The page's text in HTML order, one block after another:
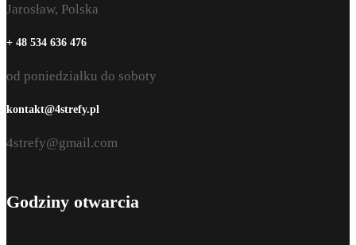
Jarosław, Polska
+ 48 534 636 476
od poniedziałku do soboty
kontakt@4strefy.pl
4strefy@gmail.com
Godziny otwarcia